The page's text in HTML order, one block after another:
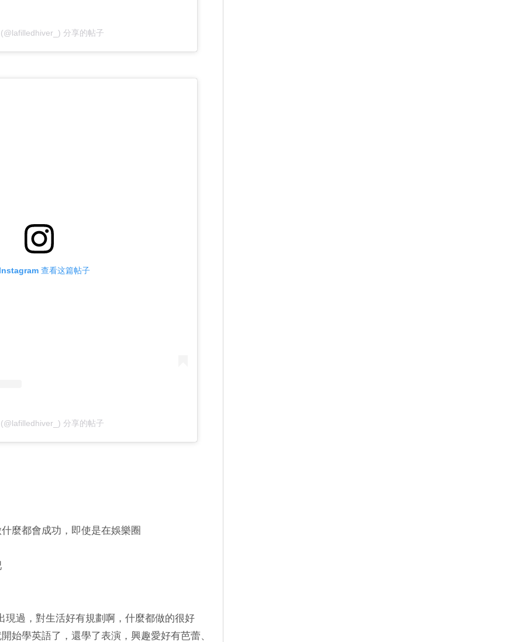
分享的帖子
查看这篇帖子
分享的帖子
麼都會成功，即使是在娛樂圈
現過，對生活好有規劃啊，什麼都做的很好
始學英語了，還學了表演，興趣愛好有芭蕾、